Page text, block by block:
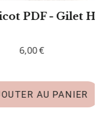
- Pull Mael